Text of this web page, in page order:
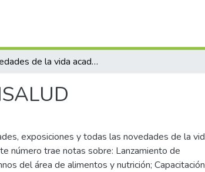
Novedades de la vida académica en ISALUD
exposiciones y todas las novedades de la
número trae notas sobre: Lanzamiento de
del área de alimentos y nutrición; Capacitación